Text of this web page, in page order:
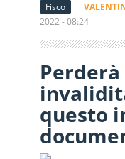
Fisco
2022 - 08:24
questo